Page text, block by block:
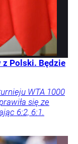
z Polski. Będzie
WTA 1000
się ze
6:2, 6:1.